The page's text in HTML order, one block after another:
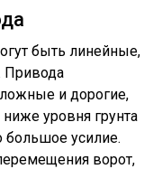
быть линейные,
Привода
и дорогие,
уровня грунта
большое усилие.
ворот,